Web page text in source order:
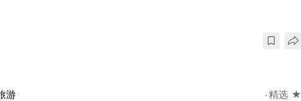
游 精选 ★